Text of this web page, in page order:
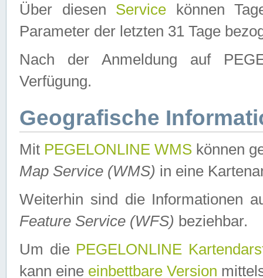
Über diesen Service können
Parameter der letzten 31 Tage
Nach der Anmeldung auf
Verfügung.
Geografische
Mit PEGELONLINE WMS können
Map Service (WMS) in eine
Weiterhin sind die Informationen
Feature Service (WFS) beziehbar.
Um die PEGELONLINE
kann eine einbettbare Version